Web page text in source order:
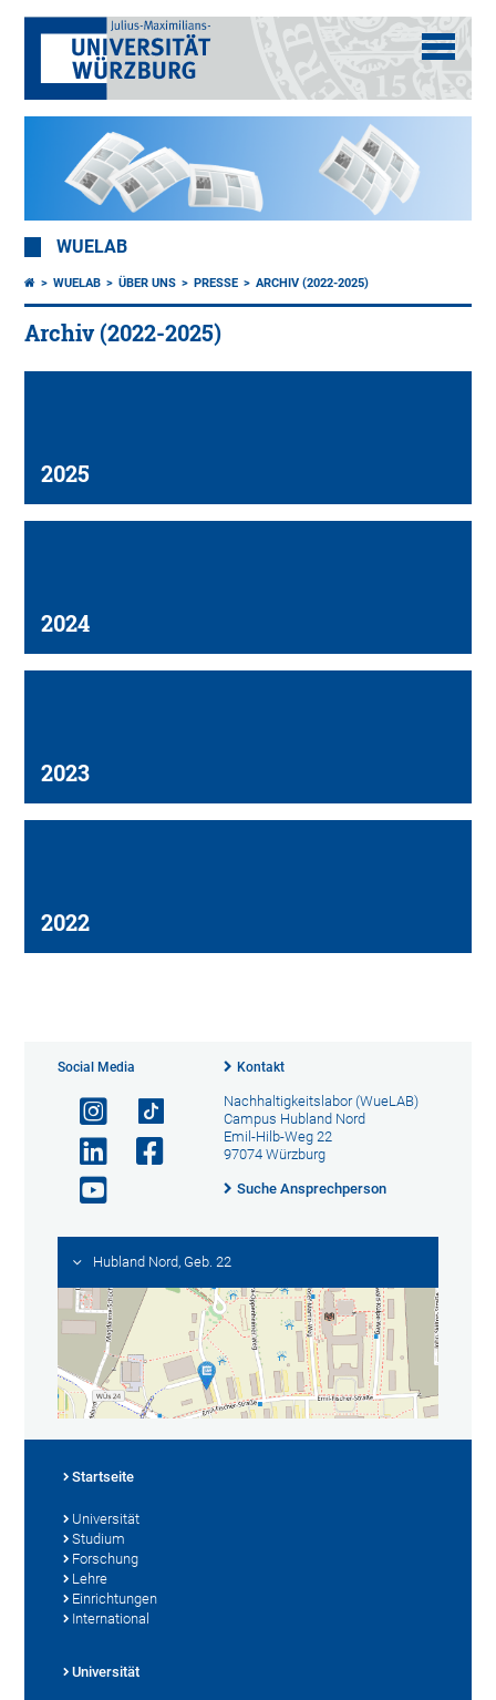
WUELAB
WUELAB ÜBER UNS PRESSE ARCHIV (2022-2025)
Archiv (2022-2025)
2025
2024
2023
2022
Social Media Kontakt
Nachhaltigkeitslabor (WueLAB)
Campus Hubland Nord
Emil-Hilb-Weg 22
97074 Würzburg
Suche Ansprechperson
Hubland Nord, Geb. 22
Startseite
Universität
Studium
Forschung
Lehre
Einrichtungen
International
Universität